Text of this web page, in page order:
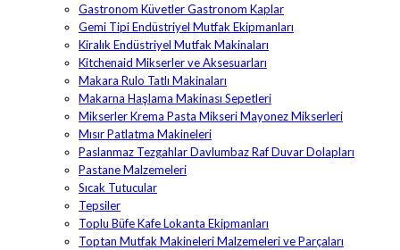
Gastronom Küvetler Gastronom Kaplar
Gemi Tipi Endüstriyel Mutfak Ekipmanları
Kiralık Endüstriyel Mutfak Makinaları
Kitchenaid Mikserler ve Aksesuarları
Makara Rulo Tatlı Makinaları
Makarna Haşlama Makinası Sepetleri
Mikserler Krema Pasta Mikseri Mayonez Mikserleri
Mısır Patlatma Makineleri
Paslanmaz Tezgahlar Davlumbaz Raf Duvar Dolapları
Pastane Malzemeleri
Sıcak Tutucular
Tepsiler
Toplu Büfe Kafe Lokanta Ekipmanları
Toptan Mutfak Makineleri Malzemeleri ve Parçaları